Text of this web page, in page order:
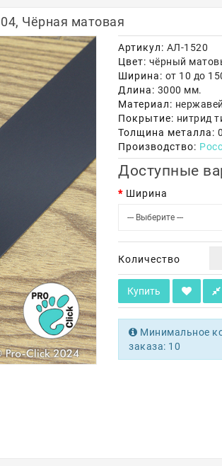
Чёрная матовая
Артикул: АЛ-1520
Цвет: чёрный
Ширина: от 10 до
Длина: 3000 мм.
Материал:
Покрытие: нитрид
Толщина металла:
Производство:
Доступные
Ширина
Количество
Купить
Минимальное
заказа: 10